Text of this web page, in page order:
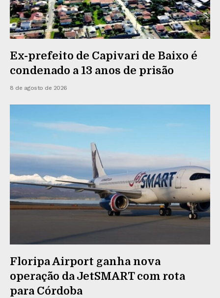
Ex-prefeito de Capivari de Baixo é
condenado a 13 anos de prisão
8 de agosto de 2026
Floripa Airport ganha nova
operação da JetSMART com rota
para Córdoba